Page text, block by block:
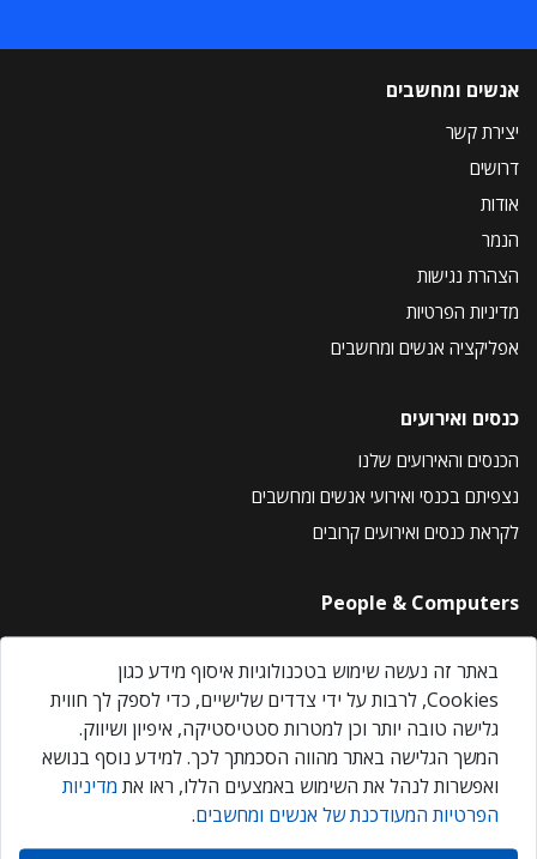
אנשים ומחשבים
יצירת קשר
דרושים
אודות
הנמר
הצהרת נגישות
מדיניות הפרטיות
אפליקציה אנשים ומחשבים
כנסים ואירועים
הכנסים והאירועים שלנו
נצפיתם בכנסי ואירועי אנשים ומחשבים
לקראת כנסים ואירועים קרובים
People & Computers
About Us
Privacy Policy
Contact Us
Our Events
אנשים ומחשבים © 2026 – כל הזכויות שמורות
באתר זה נעשה שימוש בטכנולוגיות איסוף מידע כגון
Cookies, לרבות על ידי צדדים שלישיים, כדי לספק לך חווית
גלישה טובה יותר וכן למטרות סטטיסטיקה, איפיון ושיווק.
המשך הגלישה באתר מהווה הסכמתך לכך. למידע נוסף בנושא
ואפשרות לנהל את השימוש באמצעים הללו, ראו את מדיניות
הפרטיות המעודכנת של אנשים ומחשבים.